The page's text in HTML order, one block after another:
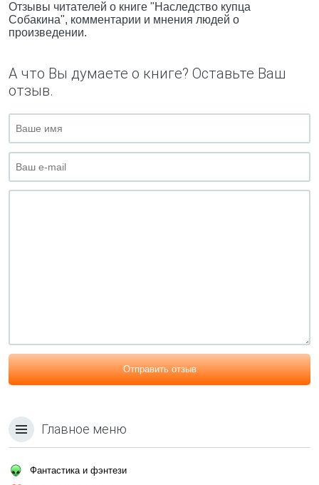
Отзывы читателей о книге "Наследство купца
Собакина", комментарии и мнения людей о
произведении.
А что Вы думаете о книге? Оставьте Ваш
отзыв.
Отправить отзыв
Главное меню
Фантастика и фэнтези